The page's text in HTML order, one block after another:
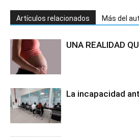
Artículos relacionados Más del
UNA REALIDAD
La incapacidad